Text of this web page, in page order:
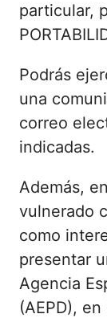
particular,
Podrás
una
correo
indicadas.
Además,
vulnerado
como
presentar
Agencia
(AEPD),